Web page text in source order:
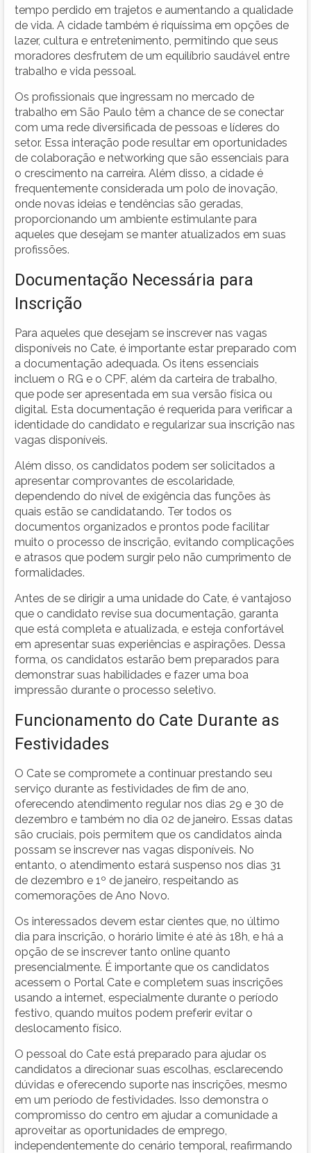
tempo perdido em trajetos e aumentando a qualidade
de vida. A cidade também é riquíssima em opções de
lazer, cultura e entretenimento, permitindo que seus
moradores desfrutem de um equilíbrio saudável entre
trabalho e vida pessoal.
Os profissionais que ingressam no mercado de
trabalho em São Paulo têm a chance de se conectar
com uma rede diversificada de pessoas e líderes do
setor. Essa interação pode resultar em oportunidades
de colaboração e networking que são essenciais para
o crescimento na carreira. Além disso, a cidade é
frequentemente considerada um polo de inovação,
onde novas ideias e tendências são geradas,
proporcionando um ambiente estimulante para
aqueles que desejam se manter atualizados em suas
profissões.
Documentação Necessária para
Inscrição
Para aqueles que desejam se inscrever nas vagas
disponíveis no Cate, é importante estar preparado com
a documentação adequada. Os itens essenciais
incluem o RG e o CPF, além da carteira de trabalho,
que pode ser apresentada em sua versão física ou
digital. Esta documentação é requerida para verificar a
identidade do candidato e regularizar sua inscrição nas
vagas disponíveis.
Além disso, os candidatos podem ser solicitados a
apresentar comprovantes de escolaridade,
dependendo do nível de exigência das funções às
quais estão se candidatando. Ter todos os
documentos organizados e prontos pode facilitar
muito o processo de inscrição, evitando complicações
e atrasos que podem surgir pelo não cumprimento de
formalidades.
Antes de se dirigir a uma unidade do Cate, é vantajoso
que o candidato revise sua documentação, garanta
que está completa e atualizada, e esteja confortável
em apresentar suas experiências e aspirações. Dessa
forma, os candidatos estarão bem preparados para
demonstrar suas habilidades e fazer uma boa
impressão durante o processo seletivo.
Funcionamento do Cate Durante as
Festividades
O Cate se compromete a continuar prestando seu
serviço durante as festividades de fim de ano,
oferecendo atendimento regular nos dias 29 e 30 de
dezembro e também no dia 02 de janeiro. Essas datas
são cruciais, pois permitem que os candidatos ainda
possam se inscrever nas vagas disponíveis. No
entanto, o atendimento estará suspenso nos dias 31
de dezembro e 1º de janeiro, respeitando as
comemorações de Ano Novo.
Os interessados devem estar cientes que, no último
dia para inscrição, o horário limite é até às 18h, e há a
opção de se inscrever tanto online quanto
presencialmente. É importante que os candidatos
acessem o Portal Cate e completem suas inscrições
usando a internet, especialmente durante o período
festivo, quando muitos podem preferir evitar o
deslocamento físico.
O pessoal do Cate está preparado para ajudar os
candidatos a direcionar suas escolhas, esclarecendo
dúvidas e oferecendo suporte nas inscrições, mesmo
em um período de festividades. Isso demonstra o
compromisso do centro em ajudar a comunidade a
aproveitar as oportunidades de emprego,
independentemente do cenário temporal, reafirmando